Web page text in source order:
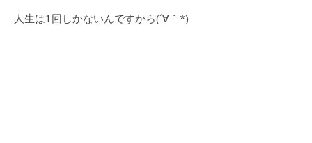
人生は1回しかないんですから(´∀｀*)